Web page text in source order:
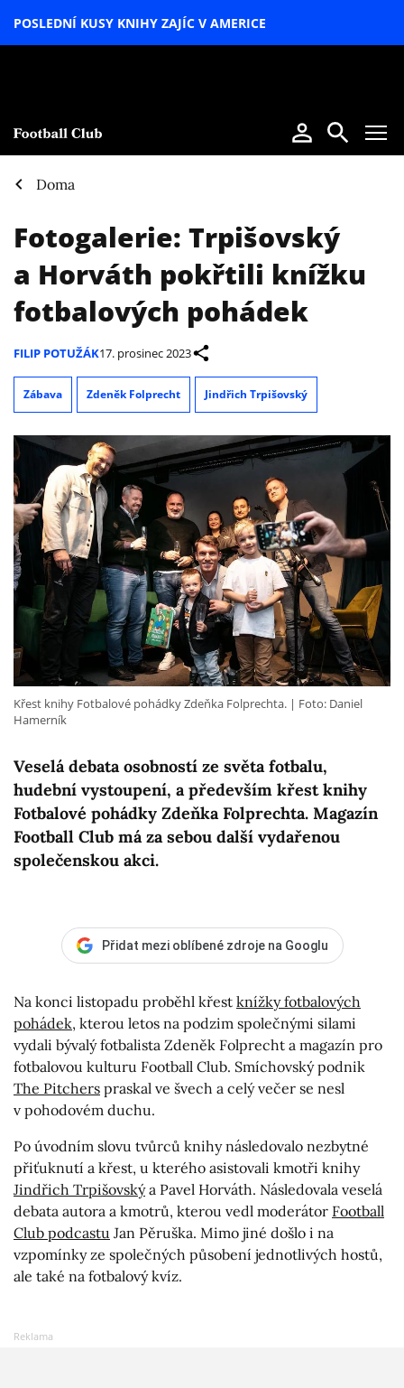
POSLEDNÍ KUSY KNIHY ZAJÍC V AMERICE
Doma
Fotogalerie: Trpišovský
a Horváth pokřtili knížku
fotbalových pohádek
FILIP POTUŽÁK17. prosinec 2023
Zábava Zdeněk Folprecht Jindřich Trpišovský
Veselá debata osobností ze světa fotbalu,
hudební vystoupení, a především křest knihy
Fotbalové pohádky Zdeňka Folprechta. Magazín
Football Club má za sebou další vydařenou
společenskou akci.
Křest knihy Fotbalové pohádky Zdeňka Folprechta.
Foto: Daniel
Hamerník
Přidat mezi oblíbené zdroje na Googlu
Na konci listopadu proběhl křest knížky fotbalových
pohádek, kterou letos na podzim společnými silami
vydali bývalý fotbalista Zdeněk Folprecht a magazín pro
fotbalovou kulturu Football Club. Smíchovský podnik
The Pitchers praskal ve švech a celý večer se nesl
v pohodovém duchu.
Po úvodním slovu tvůrců knihy následovalo nezbytné
přiťuknutí a křest, u kterého asistovali kmotři knihy
Jindřich Trpišovskýa Pavel Horváth. Následovala veselá
debata autora a kmotrů, kterou vedl moderátor Football
Club podcastu Jan Pěruška. Mimo jiné došlo i na
vzpomínky ze společných působení jednotlivých hostů,
ale také na fotbalový kvíz.